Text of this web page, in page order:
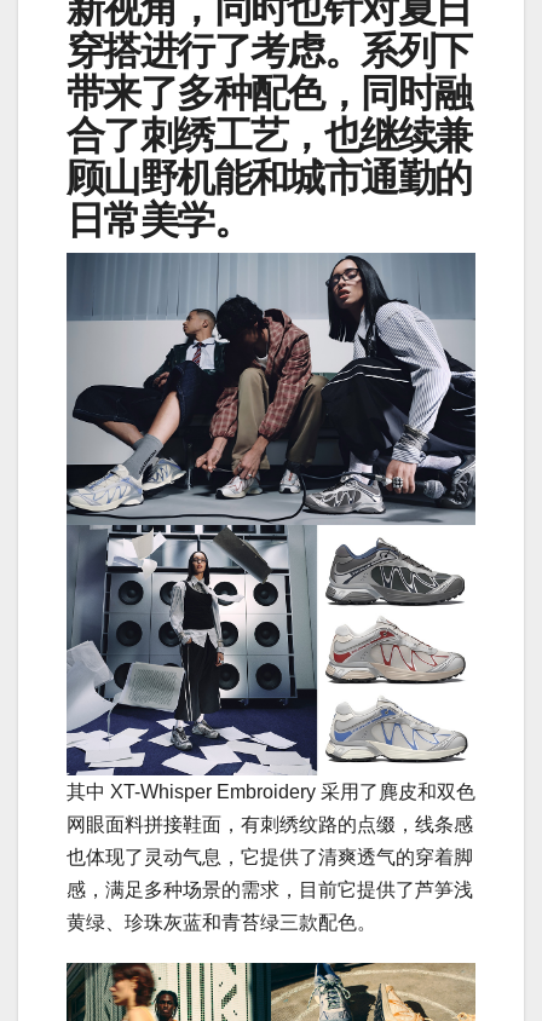
穿搭进行了考虑。系列下
带来了多种配色，同时融
合了刺绣工艺，也继续兼
顾山野机能和城市通勤的
日常美学。
其中 XT-Whisper Embroidery 采用了麂皮和双色
网眼面料拼接鞋面，有刺绣纹路的点缀，线条感
也体现了灵动气息，它提供了清爽透气的穿着脚
感，满足多种场景的需求，目前它提供了芦笋浅
黄绿、珍珠灰蓝和青苔绿三款配色。